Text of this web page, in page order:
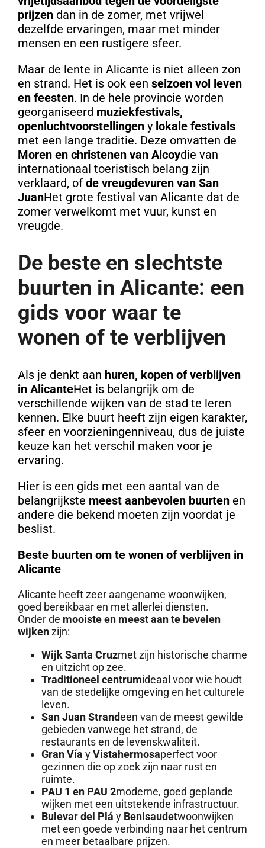
prijzendan in de zomer, met vrijwel
dezelfde ervaringen, maar met minder
mensen en een rustigere sfeer.
Maar de lente in Alicante is niet alleen zon
en strand. Het is ook een seizoen vol leven
en feesten. In de hele provincie worden
georganiseerd muziekfestivals,
openluchtvoorstellingeny lokale festivals
met een lange traditie. Deze omvatten de
Moren en christenen van Alcoydie van
internationaal toeristisch belang zijn
verklaard, of de vreugdevuren van San
JuanHet grote festival van Alicante dat de
zomer verwelkomt met vuur, kunst en
vreugde.
De beste en slechtste
buurten in Alicante: een
gids voor waar te
wonen of te verblijven
Als je denkt aan huren, kopen of verblijven
in AlicanteHet is belangrijk om de
verschillende wijken van de stad te leren
kennen. Elke buurt heeft zijn eigen karakter,
sfeer en voorzieningenniveau, dus de juiste
keuze kan het verschil maken voor je
ervaring.
Hier is een gids met een aantal van de
belangrijkste meest aanbevolen buurtenen
andere die bekend moeten zijn voordat je
beslist.
Beste buurten om te wonen of verblijven in
Alicante
Alicante heeft zeer aangename woonwijken,
goed bereikbaar en met allerlei diensten.
Onder de mooiste en meest aan te bevelen
wijkenzijn:
Wijk Santa Cruzmet zijn historische charme
en uitzicht op zee.
Traditioneel centrumideaal voor wie houdt
van de stedelijke omgeving en het culturele
leven.
San Juan Strandeen van de meest gewilde
gebieden vanwege het strand, de
restaurants en de levenskwaliteit.
Gran Vía yVistahermosaperfect voor
gezinnen die op zoek zijn naar rust en
ruimte.
PAU 1 en PAU 2moderne, goed geplande
wijken met een uitstekende infrastructuur.
Bulevar del Plá y Benisaudetwoonwijken
met een goede verbinding naar het centrum
en meer betaalbare prijzen.